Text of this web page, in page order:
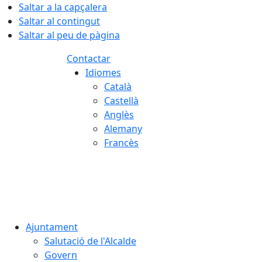
Saltar a la capçalera
Saltar al contingut
Saltar al peu de pàgina
Contactar
Idiomes
Català
Castellà
Anglès
Alemany
Francès
Ajuntament
Salutació de l'Alcalde
Govern